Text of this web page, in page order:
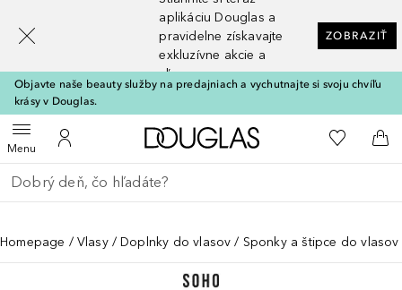
aplikáciu Douglas a
pravidelne získavajte
exkluzívne akcie a
zľavy
ZOBRAZIŤ
Objavte naše beauty služby na predajniach a vychutnajte si svoju chvíľu
krásy v Douglas.
MenuOtvoriť menuDo môjho účtu
Domov Do môjho
Do
Choď späť
Vykonajte vyhľadávanie
Homepage Vlasy Doplnky do vlasov Sponky a štipce do vlasov
[navigation.slideout.screenreader]